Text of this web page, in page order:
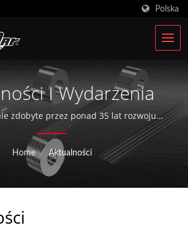
Polska
I Wydarzenia
zdobyte przez ponad 35 lat rozwoju
produkcji czyni SHUNGDAR
odniesienia dzisiaj w sektorze
przetwórstwa stali.
Home / Aktualności